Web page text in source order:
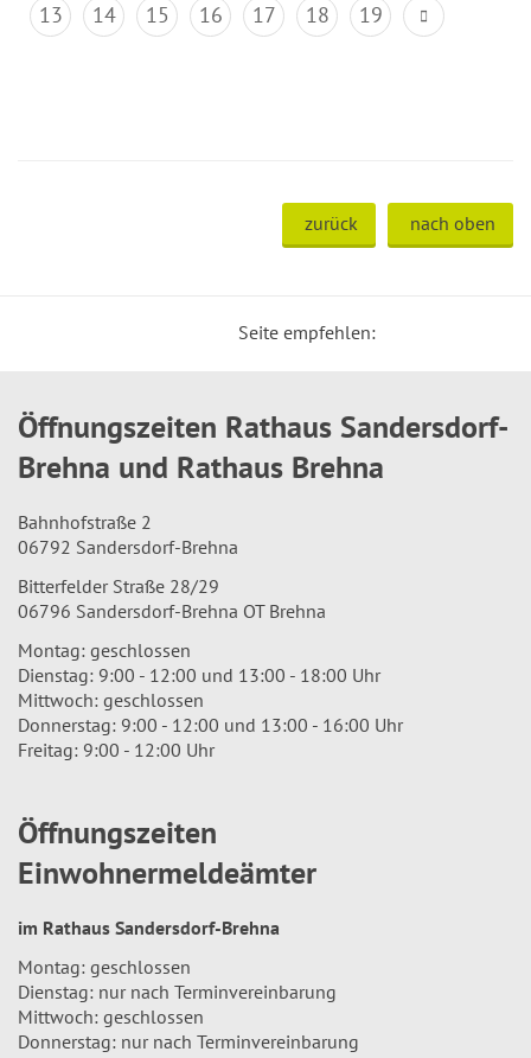
13
14 15 16 17 18 19
zurück nach oben
Seite empfehlen:
Öffnungszeiten Rathaus Sandersdorf-
Brehna und Rathaus Brehna
Bahnhofstraße 2
06792 Sandersdorf-Brehna
Bitterfelder Straße 28/29
06796 Sandersdorf-Brehna OT Brehna
Montag: geschlossen
Dienstag: 9:00 - 12:00 und 13:00 - 18:00 Uhr
Mittwoch: geschlossen
Donnerstag: 9:00 - 12:00 und 13:00 - 16:00 Uhr
Freitag: 9:00 - 12:00 Uhr
Öffnungszeiten
Einwohnermeldeämter
im Rathaus Sandersdorf-Brehna
Montag: geschlossen
Dienstag: nur nach Terminvereinbarung
Mittwoch: geschlossen
Donnerstag: nur nach Terminvereinbarung